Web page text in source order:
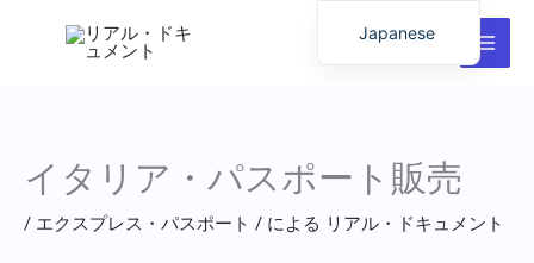
イタリア・パスポート販売
/ エクスプレス・パスポート / による リアル・ドキュメント
Japanese
Dutch
Latvian